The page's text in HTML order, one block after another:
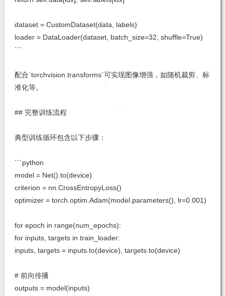
dataset = CustomDataset(data, labels)
loader = DataLoader(dataset, batch_size=32, shuffle=True)
```
配合`torchvision.transforms`可实现图像增强，如随机裁剪、标
准化等。
## 完整训练流程
典型训练循环包含以下步骤：
```python
model = Net().to(device)
criterion = nn.CrossEntropyLoss()
optimizer = torch.optim.Adam(model.parameters(), lr=0.001)
for epoch in range(num_epochs):
for inputs, targets in train_loader:
inputs, targets = inputs.to(device), targets.to(device)
# 前向传播
outputs = model(inputs)